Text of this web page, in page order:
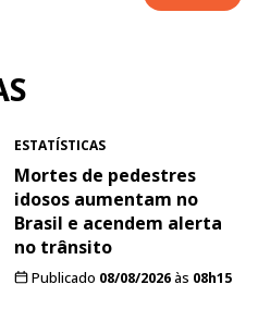
ESTATÍSTICAS
Mortes de pedestres
idosos aumentam no
Brasil e acendem alerta
no trânsito
Publicado 08/08/2026às 08h15